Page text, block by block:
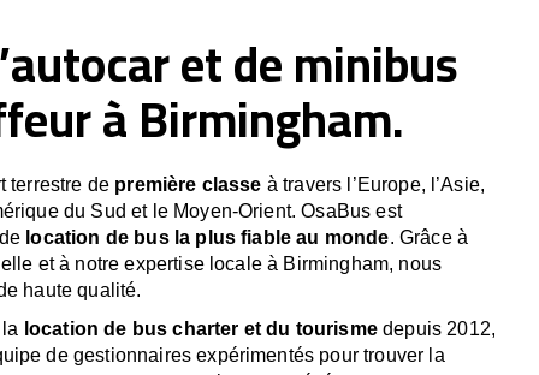
et de minibus
à Birmingham.
terrestre de première classe à travers l’Europe, l’Asie,
du Sud et le Moyen-Orient. OsaBus est
location de bus la plus fiable au monde. Grâce à
et à notre expertise locale à Birmingham, nous
haute qualité.
location de bus charter et du tourismedepuis 2012,
de gestionnaires expérimentés pour trouver la